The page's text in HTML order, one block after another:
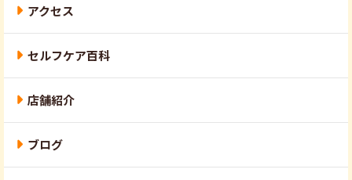
アクセス
セルフケア百科
店舗紹介
ブログ